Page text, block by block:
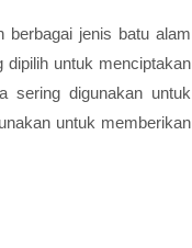
berbagai jenis batu alam
dipilih untuk menciptakan
sering digunakan untuk
untuk memberikan